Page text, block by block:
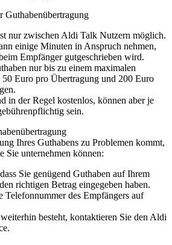
Guthabenübertragung
nur zwischen Aldi Talk Nutzern möglich.
einige Minuten in Anspruch nehmen,
Empfänger gutgeschrieben wird.
nur bis zu einem maximalen
50 Euro pro Übertragung und 200 Euro
in der Regel kostenlos, können aber je
sein.
Ihres Guthabens zu Problemen kommt,
Sie unternehmen können:
Sie genügend Guthaben auf Ihrem
richtigen Betrag eingegeben haben.
Telefonnummer des Empfängers auf
besteht, kontaktieren Sie den Aldi